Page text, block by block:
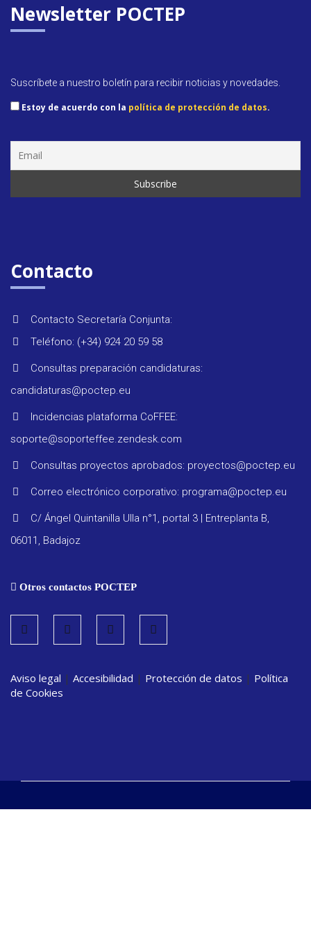
Newsletter POCTEP
Suscríbete a nuestro boletín para recibir noticias y novedades.
Estoy de acuerdo con la política de protección de datos.
Contacto
Contacto Secretaría Conjunta:
Teléfono: (+34) 924 20 59 58
Consultas preparación candidaturas:
candidaturas@poctep.eu
Incidencias plataforma CoFFEE:
soporte@soporteffee.zendesk.com
Consultas proyectos aprobados: proyectos@poctep.eu
Correo electrónico corporativo: programa@poctep.eu
C/ Ángel Quintanilla Ulla n°1, portal 3 | Entreplanta B,
06011, Badajoz
Otros contactos POCTEP
Aviso legal | Accesibilidad | Protección de datos | Política
de Cookies